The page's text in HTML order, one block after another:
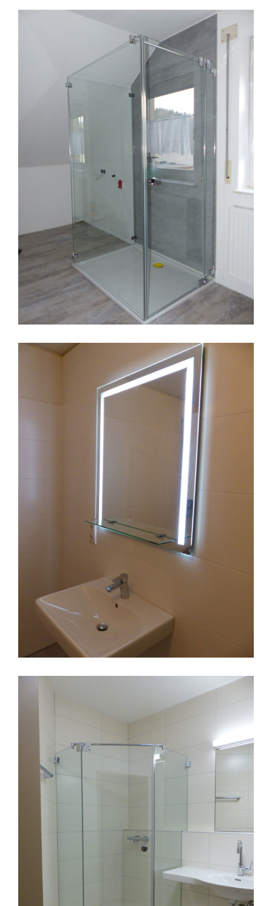
Wandverglasung Badezimmer
U-Glasdusche/3 seitige Glasdusche/U-
Spiegel beleuchtet